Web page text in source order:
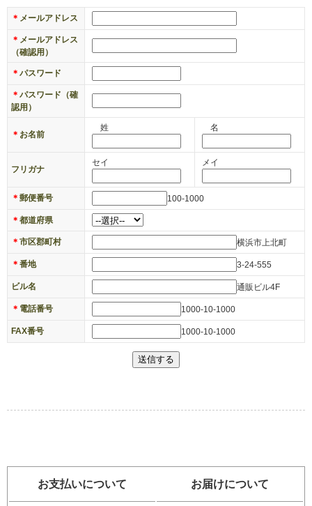
＊ メールアドレス
＊ メールアドレス
（確認用）
＊ パスワード
＊ パスワード（確
認用）
＊ お名前
姓 名
フリガナ
セイ メイ
＊ 郵便番号 100-1000
＊ 都道府県
＊ 市区郡町村 横浜市上北町
＊ 番地 3-24-555
ビル名 通販ビル4F
＊ 電話番号 1000-10-1000
FAX番号 1000-10-1000
数
0
お支払いについて お届けについて